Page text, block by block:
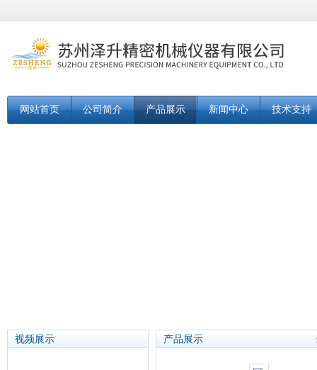
网站首页 公司简介 产品展示 新闻中心 技术支持
视频展示 产品展示